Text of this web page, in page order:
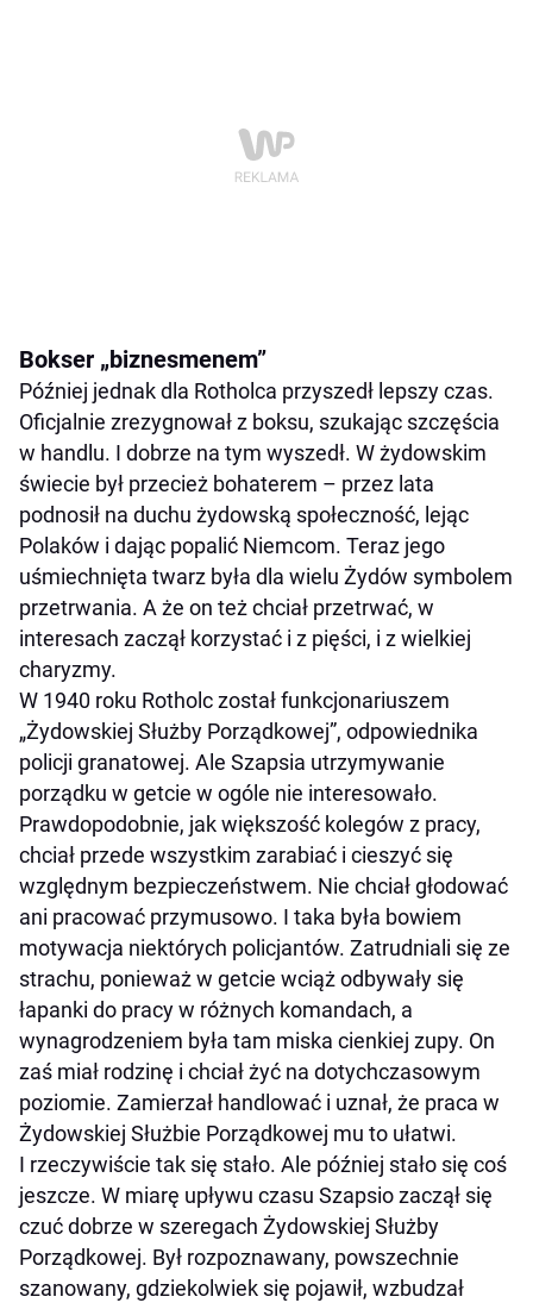
Bokser „biznesmenem”
Później jednak dla Rotholca przyszedł lepszy czas.
Oficjalnie zrezygnował z boksu, szukając szczęścia
w handlu. I dobrze na tym wyszedł. W żydowskim
świecie był przecież bohaterem – przez lata
podnosił na duchu żydowską społeczność, lejąc
Polaków i dając popalić Niemcom. Teraz jego
uśmiechnięta twarz była dla wielu Żydów symbolem
przetrwania. A że on też chciał przetrwać, w
interesach zaczął korzystać i z pięści, i z wielkiej
charyzmy.
W 1940 roku Rotholc został funkcjonariuszem
„Żydowskiej Służby Porządkowej”, odpowiednika
policji granatowej. Ale Szapsia utrzymywanie
porządku w getcie w ogóle nie interesowało.
Prawdopodobnie, jak większość kolegów z pracy,
chciał przede wszystkim zarabiać i cieszyć się
względnym bezpieczeństwem. Nie chciał głodować
ani pracować przymusowo. I taka była bowiem
motywacja niektórych policjantów. Zatrudniali się ze
strachu, ponieważ w getcie wciąż odbywały się
łapanki do pracy w różnych komandach, a
wynagrodzeniem była tam miska cienkiej zupy. On
zaś miał rodzinę i chciał żyć na dotychczasowym
poziomie. Zamierzał handlować i uznał, że praca w
Żydowskiej Służbie Porządkowej mu to ułatwi.
I rzeczywiście tak się stało. Ale później stało się coś
jeszcze. W miarę upływu czasu Szapsio zaczął się
czuć dobrze w szeregach Żydowskiej Służby
Porządkowej. Był rozpoznawany, powszechnie
szanowany, gdziekolwiek się pojawił, wzbudzał